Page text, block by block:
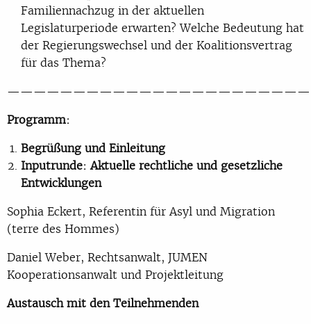
Familiennachzug in der aktuellen
Legislaturperiode erwarten? Welche Bedeutung hat
der Regierungswechsel und der Koalitionsvertrag
für das Thema?
———————————————————————
Programm:
Begrüßung und Einleitung
Inputrunde: Aktuelle rechtliche und gesetzliche
Entwicklungen
Sophia Eckert, Referentin für Asyl und Migration
(terre des Hommes)
Daniel Weber, Rechtsanwalt, JUMEN
Kooperationsanwalt und Projektleitung
Austausch mit den Teilnehmenden